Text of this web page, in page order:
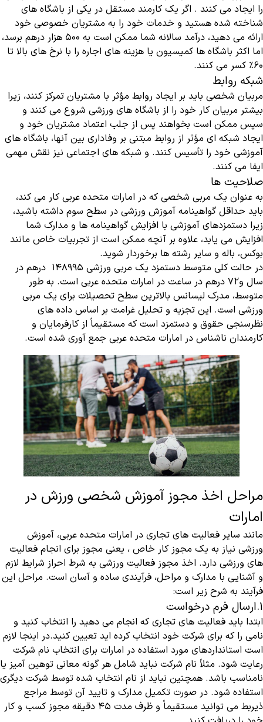
را ایجاد می کنند . اگر یک کارمند مستقل در یکی از باشگاه های
شناخته شده هستید و خدمات خود را به مشتریان خصوصی خود
ارائه می دهید، درآمد سالانه شما ممکن است به 500 هزار درهم برسد،
اما اکثر باشگاه ها کمیسیون یا هزینه های اجاره را با نرخ های بالا تا
60٪ کسر می کنند.
شبکه روابط
مربیان شخصی باید بر ایجاد روابط مؤثر با مشتریان تمرکز کنند، زیرا
بیشتر مربیان کار خود را از باشگاه های ورزشی شروع می کنند و
سپس ممکن است بخواهند پس از جلب اعتماد مشتریان خود و
ایجاد شبکه ای مؤثر از روابط مبتنی بر وفاداری بین آنها، باشگاه های
آموزشی خود را تأسیس کنند. و شبکه های اجتماعی نیز نقش مهمی
ایفا می کنند.
صلاحیت ها
به عنوان یک مربی شخصی که در امارات متحده عربی کار می کند،
باید حداقل گواهینامه آموزش ورزشی در سطح سوم داشته باشید،
زیرا دستمزدهای آموزشی با افزایش گواهینامه ها و مدارک شما
افزایش می یابد، علاوه بر آنچه ممکن است از تجربیات خاص مانند
بوکس، باله و سایر رشته ها برخوردار شوید.
در حالت کلی متوسط ​​دستمزد یک مربی ورزشی 148995 درهم در
سال و72 درهم در ساعت در امارات متحده عربی است. به طور
متوسط، مدرک لیسانس بالاترین سطح تحصیلات برای یک مربی
ورزشی است. این تجزیه و تحلیل غرامت بر اساس داده های
نظرسنجی حقوق و دستمزد است که مستقیماً از کارفرمایان و
کارمندان ناشناس در امارات متحده عربی جمع آوری شده است.
مراحل اخذ مجوز آموزش شخصی ورزش در
امارات
مانند سایر فعالیت های تجاری در امارات متحده عربی، آموزش
ورزشی نیاز به یک مجوز کار خاص ، یعنی مجوز برای انجام فعالیت
های ورزشی دارد. اخذ مجوز فعالیت ورزشی به شرط احراز شرایط لازم
و آشنایی با مدارک و مراحل، فرآیندی ساده و آسان است. مراحل این
فرآیند به شرح زیر است:
1.ارسال فرم درخواست
ابتدا باید فعالیت های تجاری که انجام می دهید را انتخاب کنید و
نامی را که برای شرکت خود انتخاب کرده اید تعیین کنید.در اینجا لازم
است استانداردهای مورد استفاده در امارات برای انتخاب نام شرکت
رعایت شود. مثلاً نام شرکت نباید شامل هر گونه معانی توهین آمیز یا
نامناسب باشد. همچنین نباید از نام انتخاب شده توسط شرکت دیگری
استفاده شود. در صورت تکمیل مدارک و تایید آن توسط مراجع
ذیربط می توانید مستقیماً و ظرف مدت 45 دقیقه مجوز کسب و کار